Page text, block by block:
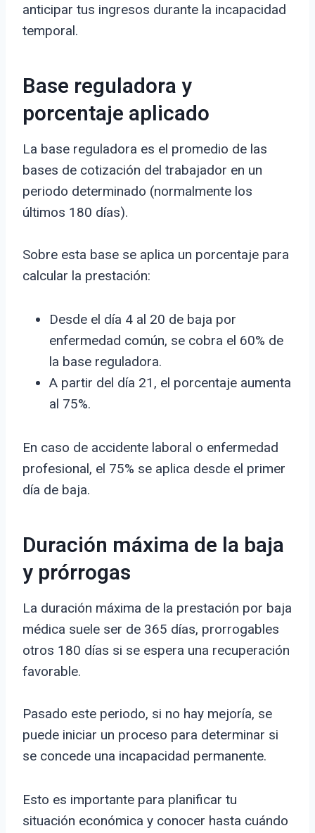
anticipar tus ingresos durante la incapacidad
temporal.
Base reguladora y
porcentaje aplicado
La base reguladora es el promedio de las
bases de cotización del trabajador en un
periodo determinado (normalmente los
últimos 180 días).
Sobre esta base se aplica un porcentaje para
calcular la prestación:
Desde el día 4 al 20 de baja por
enfermedad común, se cobra el 60% de
la base reguladora.
A partir del día 21, el porcentaje aumenta
al 75%.
En caso de accidente laboral o enfermedad
profesional, el 75% se aplica desde el primer
día de baja.
Duración máxima de la baja
y prórrogas
La duración máxima de la prestación por baja
médica suele ser de 365 días, prorrogables
otros 180 días si se espera una recuperación
favorable.
Pasado este periodo, si no hay mejoría, se
puede iniciar un proceso para determinar si
se concede una incapacidad permanente.
Esto es importante para planificar tu
situación económica y conocer hasta cuándo